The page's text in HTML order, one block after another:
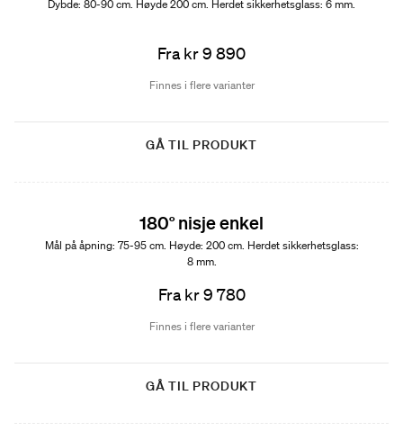
Dybde: 80-90 cm. Høyde 200 cm. Herdet sikkerhetsglass: 6 mm.
Fra kr 9 890
Finnes i flere varianter
GÅ TIL PRODUKT
180° nisje enkel
Mål på åpning: 75-95 cm. Høyde: 200 cm. Herdet sikkerhetsglass:
8 mm.
Fra kr 9 780
Finnes i flere varianter
GÅ TIL PRODUKT